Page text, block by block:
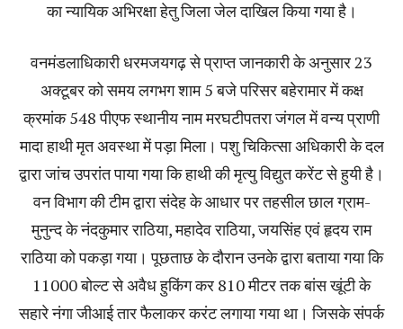
का न्यायिक अभिरक्षा हेतु जिला जेल दाखिल किया गया है।
वनमंडलाधिकारी धरमजयगढ़ से प्राप्त जानकारी के अनुसार 23
अक्टूबर को समय लगभग शाम 5 बजे परिसर बहेरामार में कक्ष
क्रमांक 548 पीएफ स्थानीय नाम मरघटीपतरा जंगल में वन्य प्राणी
मादा हाथी मृत अवस्था में पड़ा मिला। पशु चिकित्सा अधिकारी के दल
द्वारा जांच उपरांत पाया गया कि हाथी की मृत्यु विद्युत करेंट से हुयी है।
वन विभाग की टीम द्वारा संदेह के आधार पर तहसील छाल ग्राम-
मुनुन्द के नंदकुमार राठिया, महादेव राठिया, जयसिंह एवं हृदय राम
राठिया को पकड़ा गया। पूछताछ के दौरान उनके द्वारा बताया गया कि
11000 बोल्ट से अवैध हुकिंग कर 810 मीटर तक बांस खूंटी के
सहारे नंगा जीआई तार फैलाकर करंट लगाया गया था। जिसके संपर्क